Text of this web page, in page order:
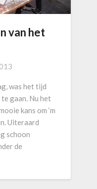
van het
was het tijd
gaan. Nu het
kans om ‘m
Uiteraard
schoon
de